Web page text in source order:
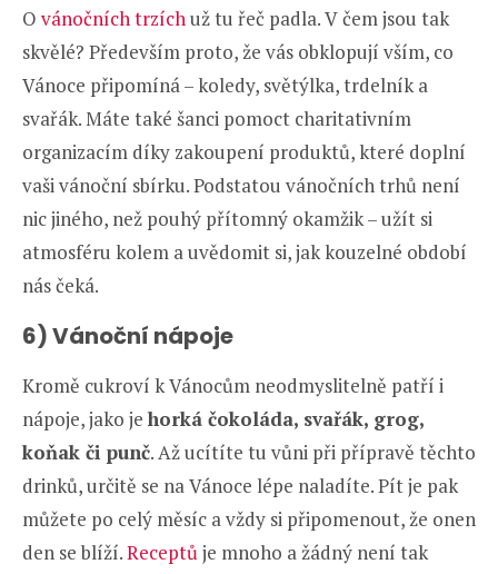
O vánočních trzíchuž tu řeč padla. V čem jsou tak
skvělé? Především proto, že vás obklopují vším, co
Vánoce připomíná – koledy, světýlka, trdelník a
svařák. Máte také šanci pomoct charitativním
organizacím díky zakoupení produktů, které doplní
vaši vánoční sbírku. Podstatou vánočních trhů není
nic jiného, než pouhý přítomný okamžik – užít si
atmosféru kolem a uvědomit si, jak kouzelné období
nás čeká.
6) Vánoční nápoje
Kromě cukroví k Vánocům neodmyslitelně patří i
nápoje, jako je horká čokoláda, svařák, grog,
koňak či punč. Až ucítíte tu vůni při přípravě těchto
drinků, určitě se na Vánoce lépe naladíte. Pít je pak
můžete po celý měsíc a vždy si připomenout, že onen
den se blíží.Receptůje mnoho a žádný není tak